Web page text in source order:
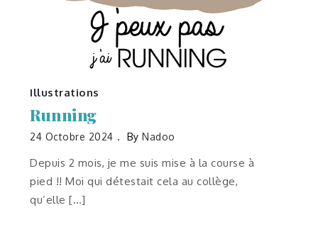
Illustrations
Running
24 Octobre 2024 ByNadoo
Depuis 2 mois, je me suis mise à la course à
pied !! Moi qui détestait cela au collège,
qu’elle […]